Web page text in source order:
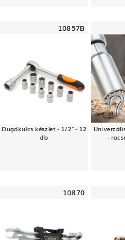
10857B
Dugókulcs készlet - 1/2" - 12
db -
10870